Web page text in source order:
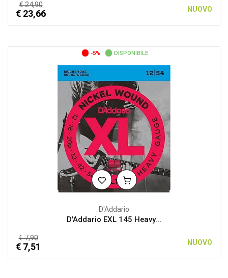
€ 24,90
€ 23,66 NUOVO
-5% DISPONIBILE
D'Addario
D'Addario EXL 145 Heavy...
€ 7,90
€ 7,51 NUOVO